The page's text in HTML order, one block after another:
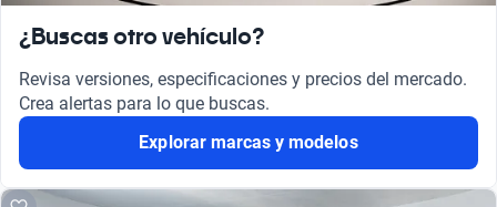
¿Buscas otro vehículo?
Revisa versiones, especificaciones y precios del mercado.
Crea alertas para lo que buscas.
Explorar marcas y modelos